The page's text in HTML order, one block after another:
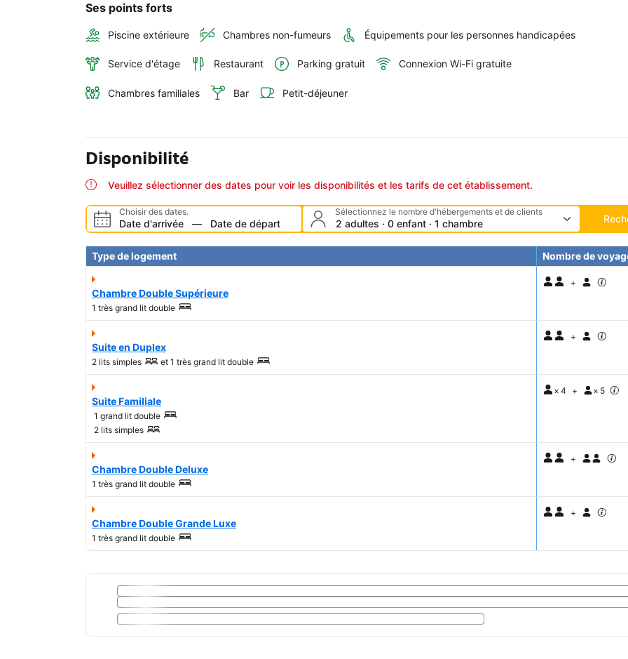
Ses points forts
Piscine extérieure Chambres non-fumeurs Équipements pour les personnes handicapées
Service d'étage Restaurant Parking gratuit Connexion Wi-Fi gratuite
Chambres familiales Bar Petit-déjeuner
Disponibilité
Veuillez sélectionner des dates pour voir les disponibilités et les tarifs de cet établissement.
Choisir des dates.
Date d'arrivée — Date de départ
Sélectionnez le nombre d'hébergements et de clients
2 adultes · 0 enfant · 1 chambre
Type de logement Nombre de
Chambre Double Supérieure
1 très grand lit double
+
Suite en Duplex
2 lits simples et 1 très grand lit double
+
Suite Familiale
1 grand lit double
2 lits simples
× 4 + × 5
Chambre Double Deluxe
1 très grand lit double
+
Chambre Double Grande Luxe
1 très grand lit double
+